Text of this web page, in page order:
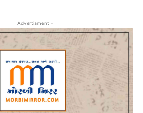
- Advertisment -